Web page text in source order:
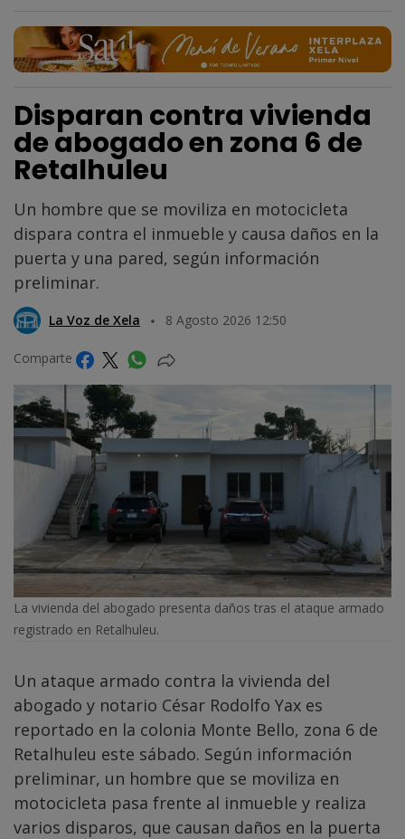
Disparan contra vivienda
de abogado en zona 6 de
Retalhuleu
Un hombre que se moviliza en motocicleta
dispara contra el inmueble y causa daños en la
puerta y una pared, según información
preliminar.
La Voz de Xela 8 Agosto 2026 12:50
Comparte
La vivienda del abogado presenta daños tras el ataque armado
registrado en Retalhuleu.
Un ataque armado contra la vivienda del
abogado y notario César Rodolfo Yax es
reportado en la colonia Monte Bello, zona 6 de
Retalhuleu este sábado. Según información
preliminar, un hombre que se moviliza en
motocicleta pasa frente al inmueble y realiza
varios disparos, que causan daños en la puerta